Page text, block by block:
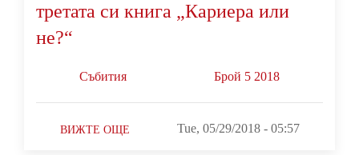
третата си книга „Кариера или
не?“
Събития Брой 5 2018
ВИЖТЕ ОЩЕ Tue, 05/29/2018 - 05:57